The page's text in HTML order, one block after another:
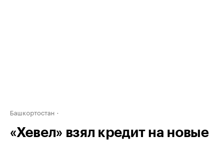
Башкортостан
«Хевел» взял кредит на новые